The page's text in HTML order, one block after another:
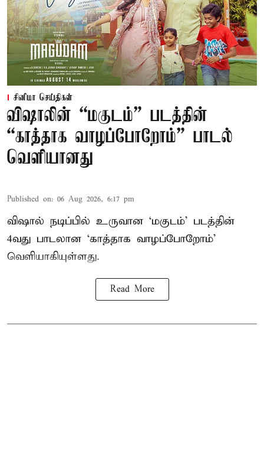
சினிமா செய்திகள்
விஷாலின் “மகுடம்” படத்தின்
“காத்தாக வாழப்போறோம்” பாடல்
வெளியானது
Published on: 06 Aug 2026, 6:17 pm
விஷால் நடிப்பில் உருவான ‘மகுடம்’ படத்தின்
4வது பாடலான ‘காத்தாக வாழப்போறோம்’
வெளியாகியுள்ளது.
Read More